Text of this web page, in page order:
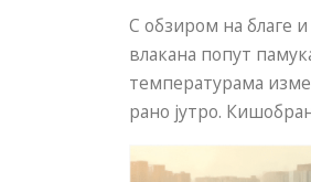
С обзиром на благе
влакана попут
температурама
рано јутро.